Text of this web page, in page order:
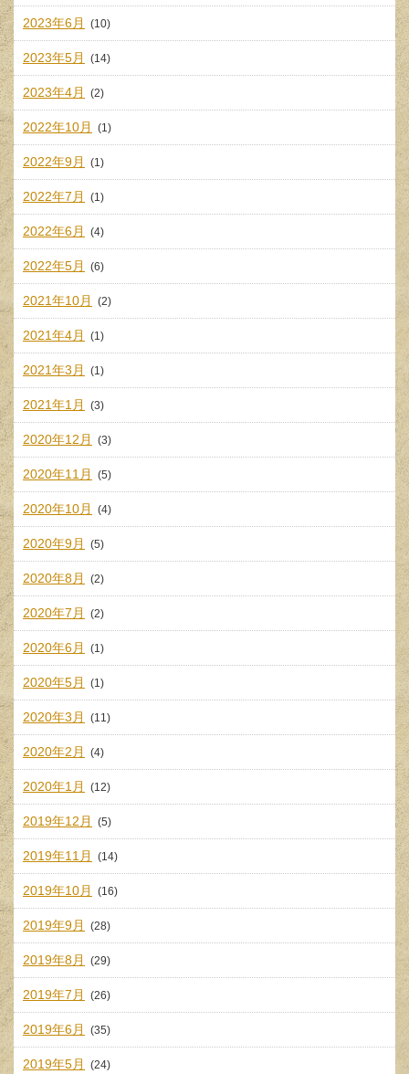
2023年6月 (10)
2023年5月 (14)
2023年4月 (2)
2022年10月 (1)
2022年9月 (1)
2022年7月 (1)
2022年6月 (4)
2022年5月 (6)
2021年10月 (2)
2021年4月 (1)
2021年3月 (1)
2021年1月 (3)
2020年12月 (3)
2020年11月 (5)
2020年10月 (4)
2020年9月 (5)
2020年8月 (2)
2020年7月 (2)
2020年6月 (1)
2020年5月 (1)
2020年3月 (11)
2020年2月 (4)
2020年1月 (12)
2019年12月 (5)
2019年11月 (14)
2019年10月 (16)
2019年9月 (28)
2019年8月 (29)
2019年7月 (26)
2019年6月 (35)
2019年5月 (24)